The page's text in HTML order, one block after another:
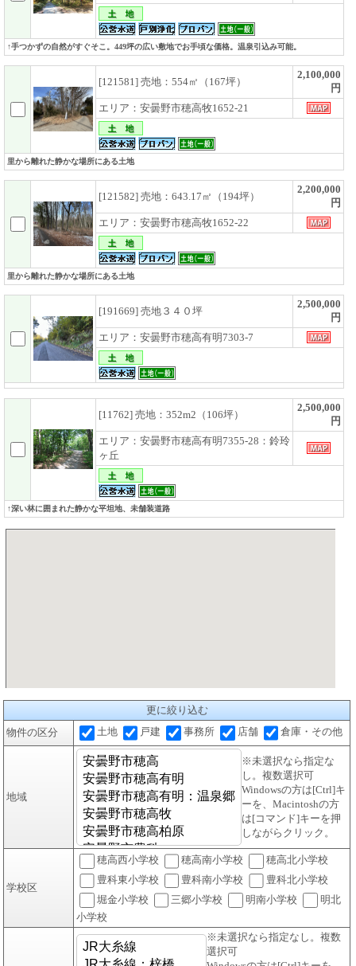
↑手つかずの自然がすぐそこ。449坪の広い敷地でお手頃な価格。温泉引込み可能。
[121581] 売地：554㎡（167坪）
2,100,000
円
エリア：安曇野市穂高牧1652-21
里から離れた静かな場所にある土地
[121582] 売地：643.17㎡（194坪）
2,200,000
円
エリア：安曇野市穂高牧1652-22
里から離れた静かな場所にある土地
[191669] 売地３４０坪
2,500,000
円
エリア：安曇野市穂高有明7303-7
[11762] 売地：352m2（106坪）
2,500,000
円
エリア：安曇野市穂高有明7355-28：鈴玲
ヶ丘
↑深い林に囲まれた静かな平坦地、未舗装道路
更に絞り込む
物件の区分
土地 戸建 事務所 店舗 倉庫・その他
地域
※未選択なら指定な
し。複数選択可
Windowsの方は[Ctrl]キ
ーを、Macintoshの方
は[コマンド]キーを押
しながらクリック。
学校区
穂高西小学校 穂高南小学校
穂高北小学校
豊科東小学校
豊科南小学校
豊科北小学校
堀金小学校
三郷小学校 明南小学校
明北
小学校
※未選択なら指定なし。複数
選択可